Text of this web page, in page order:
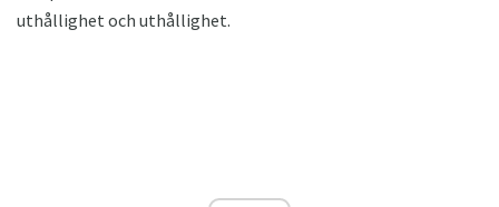
uthållighet och uthållighet.